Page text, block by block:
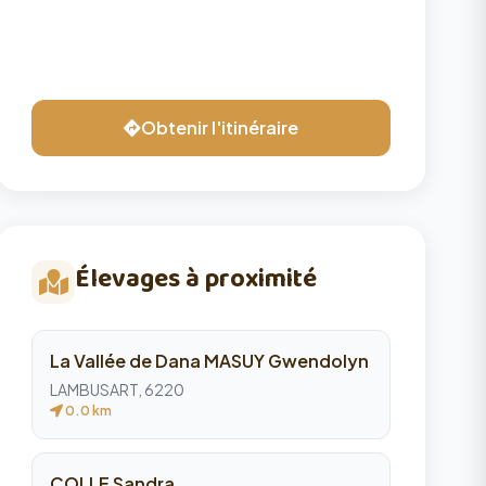
Obtenir l'itinéraire
Élevages à proximité
La Vallée de Dana MASUY Gwendolyn
LAMBUSART, 6220
0.0 km